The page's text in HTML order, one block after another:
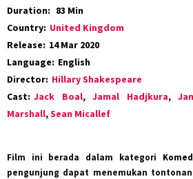
Duration: 83 Min
Country: United Kingdom
Release: 14 Mar 2020
Language: English
Director: Hillary Shakespeare
Cast: Jack Boal, Jamal Hadjkura,
Marshall,Sean Micallef
Film ini berada dalam kategori
pengunjung dapat menemukan